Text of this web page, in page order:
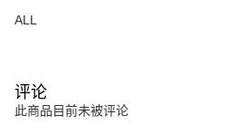
ALL
评论
此商品目前未被评论